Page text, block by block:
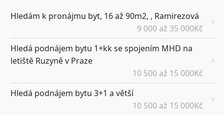
Hledám k pronájmu byt, 16 až 90m2, , Ramirezová
9 000 až 35 000Kč
Hledá podnájem bytu 1+kk se spojením MHD na
letiště Ruzyně v Praze
10 500 až 15 000Kč
Hledá podnájem bytu 3+1 a větší
10 500 až 15 000Kč